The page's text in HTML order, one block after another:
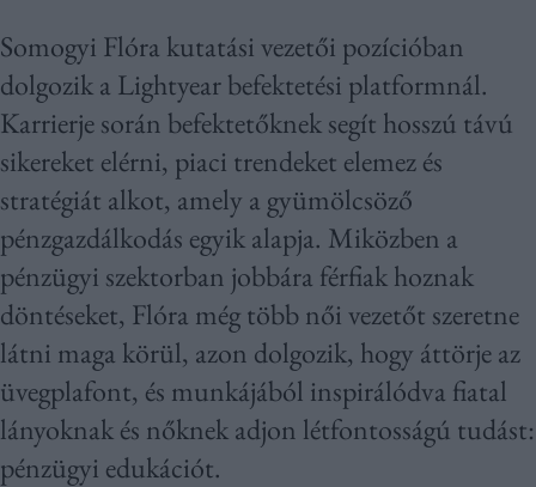
Somogyi Flóra kutatási vezetői pozícióban
dolgozik a Lightyear befektetési platformnál.
Karrierje során befektetőknek segít hosszú távú
sikereket elérni, piaci trendeket elemez és
stratégiát alkot, amely a gyümölcsöző
pénzgazdálkodás egyik alapja. Miközben a
pénzügyi szektorban jobbára férfiak hoznak
döntéseket, Flóra még több női vezetőt szeretne
látni maga körül, azon dolgozik, hogy áttörje az
üvegplafont, és munkájából inspirálódva fiatal
lányoknak és nőknek adjon létfontosságú tudást:
pénzügyi edukációt.